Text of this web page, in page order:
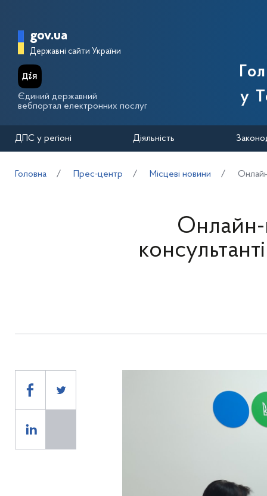
Головна сторінка Державної
gov.ua
Державні сайти України
Єдиний державний
вебпортал електронних послуг
у
ДПС у регіоні Діяльність
Головна Прес-центр Місцеві новини
Онлайн-